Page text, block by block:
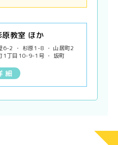
教室 ほか
6-2 ・ 杉原1-8 ・ 山居町2
1丁目10-9-1号 ・ 坂町
細